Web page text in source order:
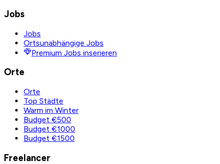
Jobs
Jobs
Ortsunabhängige Jobs
Premium Jobs inserieren
Orte
Orte
Top Städte
Warm im Winter
Budget €500
Budget €1000
Budget €1500
Freelancer